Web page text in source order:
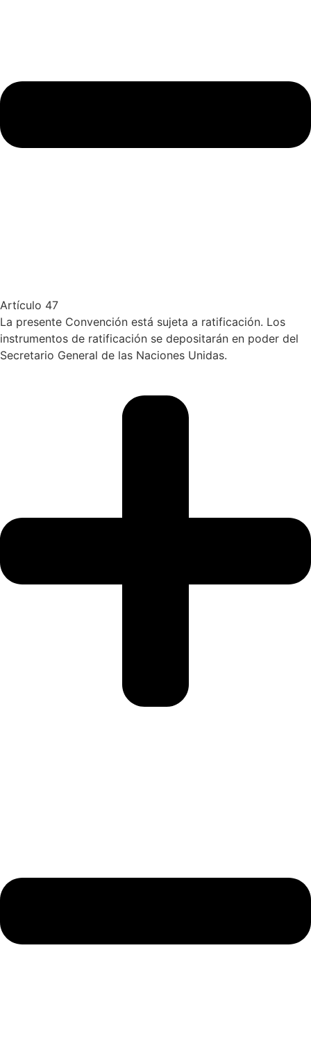
Artículo 47
La presente Convención está sujeta a ratificación. Los
instrumentos de ratificación se depositarán en poder del
Secretario General de las Naciones Unidas.